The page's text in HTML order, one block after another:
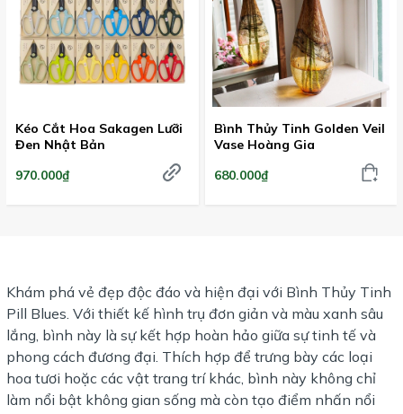
Kéo Cắt Hoa Sakagen Lưỡi
Đen Nhật Bản
970.000₫
Bình Thủy Tinh Golden Veil
Vase Hoàng Gia
680.000₫
Khám phá vẻ đẹp độc đáo và hiện đại với Bình Thủy Tinh
Pill Blues. Với thiết kế hình trụ đơn giản và màu xanh sâu
lắng, bình này là sự kết hợp hoàn hảo giữa sự tinh tế và
phong cách đương đại. Thích hợp để trưng bày các loại
hoa tươi hoặc các vật trang trí khác, bình này không chỉ
làm nổi bật không gian sống mà còn tạo điểm nhấn nổi